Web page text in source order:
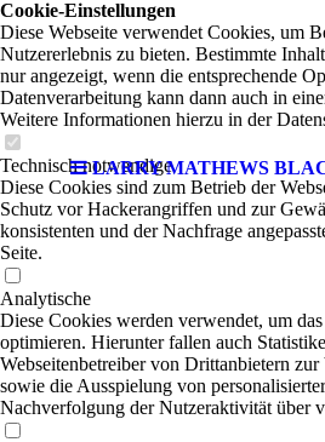
LARRY MATHEWS
Cookie-Einstellungen
Diese Webseite verwendet Cookies, um
Nutzererlebnis zu bieten. Bestimmte
nur angezeigt, wenn die entsprechende
Datenverarbeitung kann dann auch in
Weitere Informationen hierzu in der
Technisch notwendige
Diese Cookies sind zum Betrieb der
Schutz vor Hackerangriffen und zur
konsistenten und der Nachfrage
Seite.
Analytische
Diese Cookies werden verwendet, um
optimieren. Hierunter fallen auch
Webseitenbetreiber von Drittanbietern
sowie die Ausspielung von
Nachverfolgung der Nutzeraktivität über